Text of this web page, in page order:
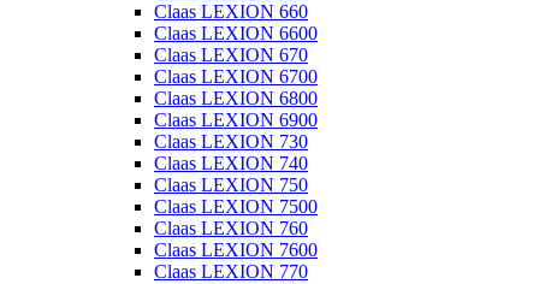
Claas LEXION 660
Claas LEXION 6600
Claas LEXION 670
Claas LEXION 6700
Claas LEXION 6800
Claas LEXION 6900
Claas LEXION 730
Claas LEXION 740
Claas LEXION 750
Claas LEXION 7500
Claas LEXION 760
Claas LEXION 7600
Claas LEXION 770